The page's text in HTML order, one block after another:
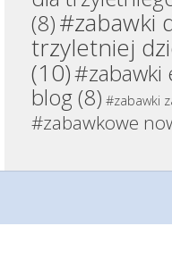
(8)#zabawki
trzyletniej
(10)#zabawki
blog(8) #zabawki
#zabawkowe